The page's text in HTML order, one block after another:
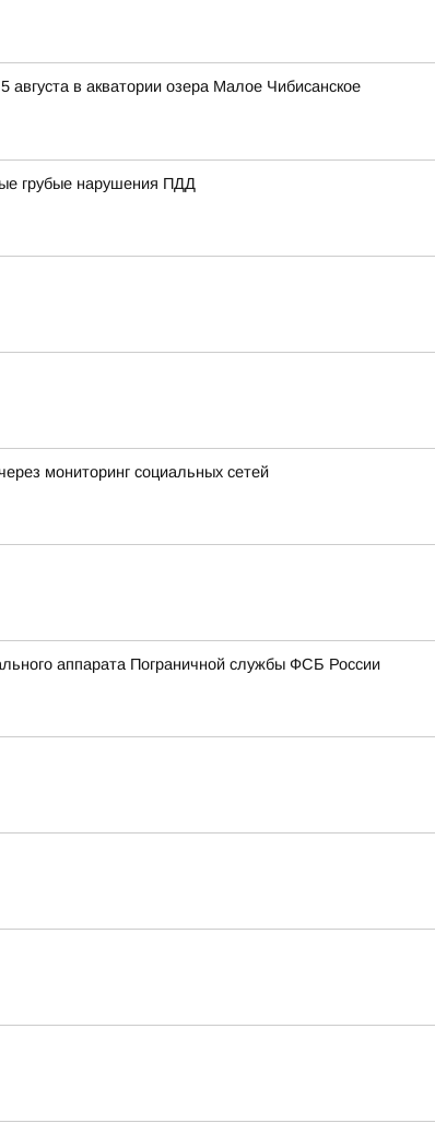
в акватории озера Малое Чибисанское
грубые нарушения ПДД
мониторинг социальных сетей
аппарата Пограничной службы ФСБ России